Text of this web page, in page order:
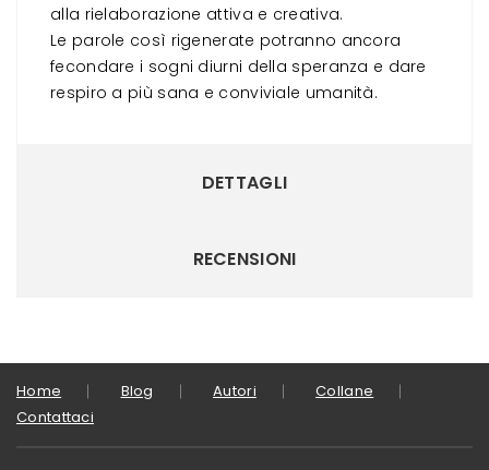
alla rielaborazione attiva e creativa.
Le parole così rigenerate potranno ancora
fecondare i sogni diurni della speranza e dare
respiro a più sana e conviviale umanità.
DETTAGLI
RECENSIONI
Home Blog Autori
Collane
Contattaci